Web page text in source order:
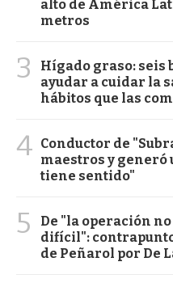
alto de América
metros
3
Hígado graso: seis
ayudar a cuidar la
hábitos que las
4 Conductor de
maestros y generó
tiene sentido"
5
De "la operación
difícil":
de Peñarol por De